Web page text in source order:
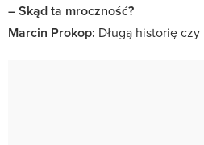
– Skąd ta mroczność?
Marcin Prokop: Długą historię czy